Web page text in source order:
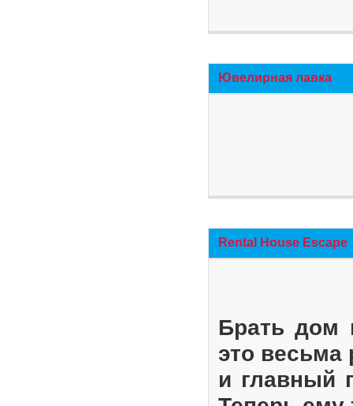
Ювелирная лавка
Rental House Escape
Брать дом
это весьма
и главный